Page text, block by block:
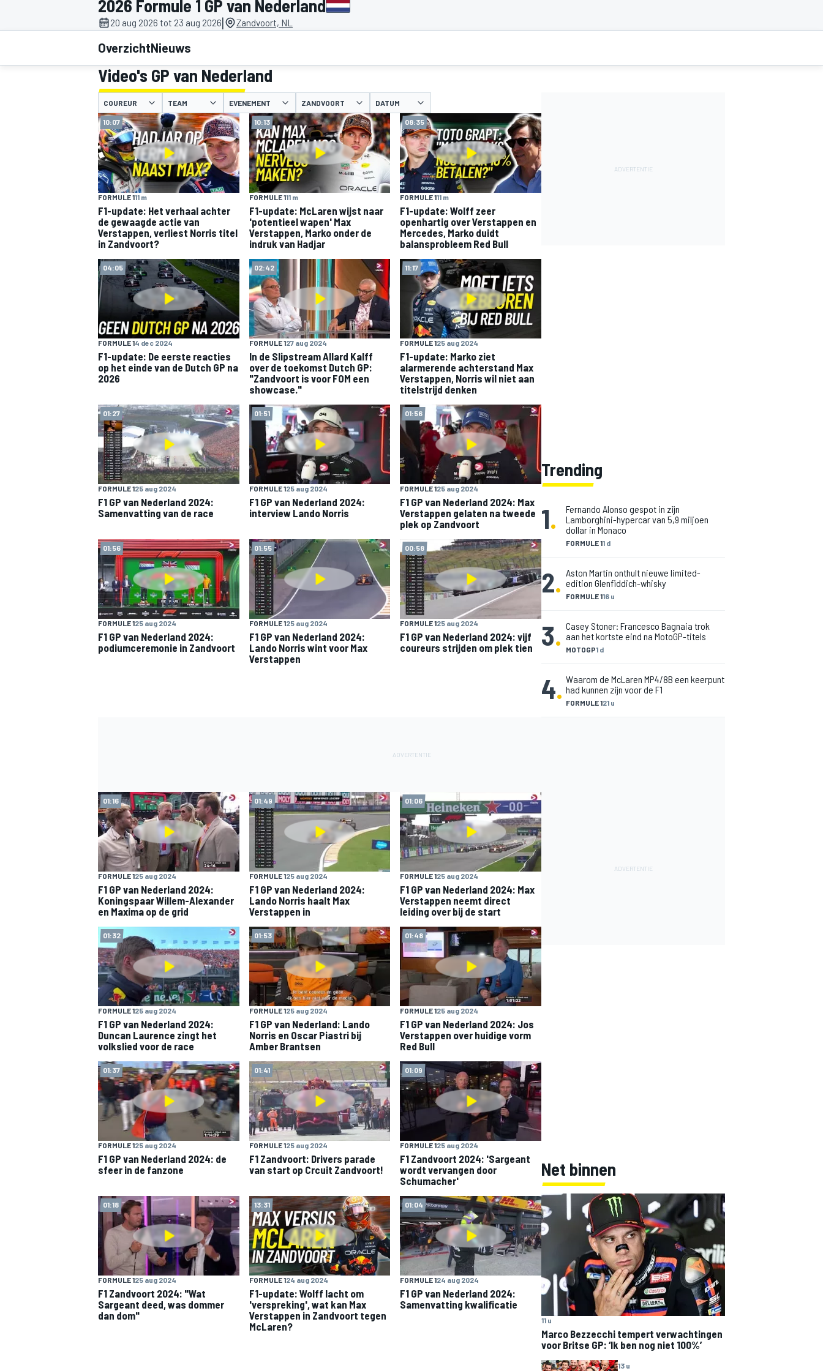
MOTOGP
INDYCAR
WEC
2026 Formule 1 GP van Nederland
20 aug 2026 tot 23 aug 2026| Zandvoort, NL
OverzichtNieuws
Video's GP van Nederland
COUREUR TEAM EVENEMENT ZANDVOORT DATUM
10:07
FORMULE 111 m
F1-update: Het verhaal achter
de gewaagde actie van
Verstappen, verliest Norris titel
in Zandvoort?
10:13
FORMULE 111 m
F1-update: McLaren wijst naar
'potentieel wapen' Max
Verstappen, Marko onder de
indruk van Hadjar
08:35
FORMULE 111 m
F1-update: Wolff zeer
openhartig over Verstappen en
Mercedes, Marko duidt
balansprobleem Red Bull
04:05
FORMULE 14 dec 2024
F1-update: De eerste reacties
op het einde van de Dutch GP na
2026
02:42
FORMULE 127 aug 2024
In de Slipstream Allard Kalff
over de toekomst Dutch GP:
"Zandvoort is voor FOM een
showcase."
11:17
FORMULE 125 aug 2024
F1-update: Marko ziet
alarmerende achterstand Max
Verstappen, Norris wil niet aan
titelstrijd denken
01:27
FORMULE 125 aug 2024
F1 GP van Nederland 2024:
Samenvatting van de race
01:51
FORMULE 125 aug 2024
F1 GP van Nederland 2024:
interview Lando Norris
01:56
FORMULE 125 aug 2024
F1 GP van Nederland 2024: Max
Verstappen gelaten na tweede
plek op Zandvoort
01:56
FORMULE 125 aug 2024
F1 GP van Nederland 2024:
podiumceremonie in Zandvoort
01:55
FORMULE 125 aug 2024
F1 GP van Nederland 2024:
Lando Norris wint voor Max
Verstappen
00:58
FORMULE 125 aug 2024
F1 GP van Nederland 2024: vijf
coureurs strijden om plek tien
Trending
1.
FORMULE 11 d
Fernando Alonso gespot in zijn
Lamborghini-hypercar van 5,9 miljoen
dollar in Monaco
2. FORMULE 116 u
Aston Martin onthult nieuwe limited-
edition Glenfiddich-whisky
3. MOTOGP1 d
Casey Stoner: Francesco Bagnaia trok
aan het kortste eind na MotoGP-titels
4. FORMULE 121 u
Waarom de McLaren MP4/8B een keerpunt
had kunnen zijn voor de F1
01:16
FORMULE 125 aug 2024
F1 GP van Nederland 2024:
Koningspaar Willem-Alexander
en Maxima op de grid
01:49
FORMULE 125 aug 2024
F1 GP van Nederland 2024:
Lando Norris haalt Max
Verstappen in
01:06
FORMULE 125 aug 2024
F1 GP van Nederland 2024: Max
Verstappen neemt direct
leiding over bij de start
01:32
FORMULE 125 aug 2024
F1 GP van Nederland 2024:
Duncan Laurence zingt het
volkslied voor de race
01:53
FORMULE 125 aug 2024
F1 GP van Nederland: Lando
Norris en Oscar Piastri bij
Amber Brantsen
01:48
FORMULE 125 aug 2024
F1 GP van Nederland 2024: Jos
Verstappen over huidige vorm
Red Bull
01:37
FORMULE 125 aug 2024
F1 GP van Nederland 2024: de
sfeer in de fanzone
01:41
FORMULE 125 aug 2024
F1 Zandvoort: Drivers parade
van start op Crcuit Zandvoort!
01:09
FORMULE 125 aug 2024
F1 Zandvoort 2024: 'Sargeant
wordt vervangen door
Schumacher'
01:18
FORMULE 125 aug 2024
F1 Zandvoort 2024: "Wat
Sargeant deed, was dommer
dan dom"
13:31
FORMULE 124 aug 2024
F1-update: Wolff lacht om
'verspreking', wat kan Max
Verstappen in Zandvoort tegen
McLaren?
01:04
FORMULE 124 aug 2024
F1 GP van Nederland 2024:
Samenvatting kwalificatie
Net binnen
11 u
Marco Bezzecchi tempert verwachtingen
voor Britse GP: ‘Ik ben nog niet 100%’
13 u